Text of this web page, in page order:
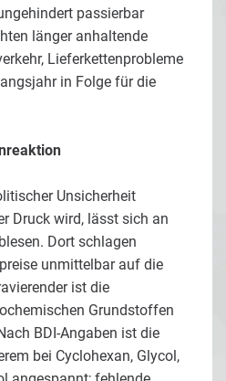
passierbar
länger anhaltende
Lieferkettenprobleme
in Folge für die
Unsicherheit
Druck wird, lässt sich an
Dort schlagen
unmittelbar auf die
ist die
Grundstoffen
BDI-Angaben ist die
bei Cyclohexan, Glycol,